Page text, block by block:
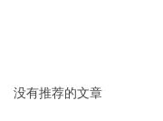
没有推荐的文章